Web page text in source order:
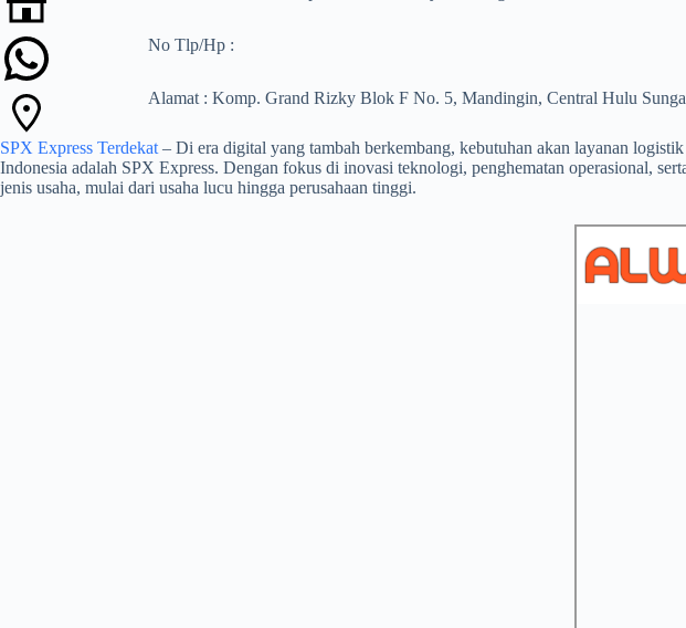
No Tlp/Hp :
Alamat : Komp. Grand Rizky Blok F No. 5, Mandingin, Central Hulu
SPX Express Terdekat – Di era digital yang tambah berkembang, kebutuhan akan layanan
Indonesia adalah SPX Express. Dengan fokus di inovasi teknologi, penghematan operasional,
jenis usaha, mulai dari usaha lucu hingga perusahaan tinggi.